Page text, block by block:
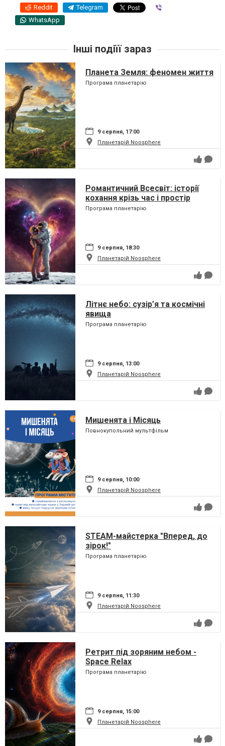
Reddit Telegram
WhatsApp
Інші подіїї зараз
Планета Земля: феномен життя
Програма планетарію
9 серпня, 17:00
Планетарій Noosphere
Романтичний Всесвіт: історії
кохання крізь час і простір
Програма планетарію
9 серпня, 18:30
Планетарій Noosphere
Літнє небо: сузір’я та космічні
явища
Програма планетарію
9 серпня, 13:00
Планетарій Noosphere
Мишенята і Місяць
Повнокупольний мультфільм
9 серпня, 10:00
Планетарій Noosphere
STEAM-майстерка "Вперед, до
зірок!"
Програма планетарію
9 серпня, 11:30
Планетарій Noosphere
Ретрит під зоряним небом -
Space Relax
Програма планетарію
9 серпня, 15:00
Планетарій Noosphere